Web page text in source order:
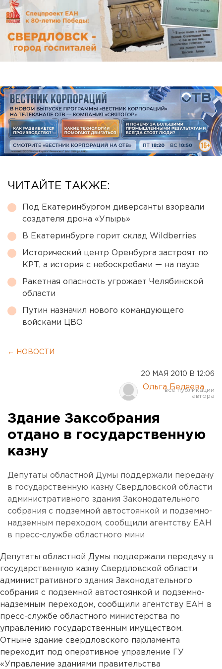
ЧИТАЙТЕ ТАКЖЕ:
Под Екатеринбургом диверсанты взорвали
создателя дрона «Упырь»
В Екатеринбурге горит склад Wildberries
Исторический центр Оренбурга застроят по
КРТ, а история с небоскребами — на паузе
Ракетная опасность угрожает Челябинской
области
Путин назначил нового командующего
войсками ЦВО
← НОВОСТИ
20 МАЯ 2010 В 12:06
Ольга Беляева
Здание Заксобрания
отдано в государственную
казну
Депутаты областной Думы поддержали передачу
в государственную казну Свердловской области
административного здания Законодательного
собрания с подземной автостоянкой и подземно-
надземным переходом, сообщили агентству ЕАН
в пресс-службе областного мини
Депутаты областной Думы поддержали передачу в
государственную казну Свердловской области
административного здания Законодательного
собрания с подземной автостоянкой и подземно-
надземным переходом, сообщили агентству ЕАН в
пресс-службе областного министерства по
управлению государственным имуществом.
Отныне здание свердловского парламента
переходит под оперативное управление ГУ
«Управление зданиями правительства